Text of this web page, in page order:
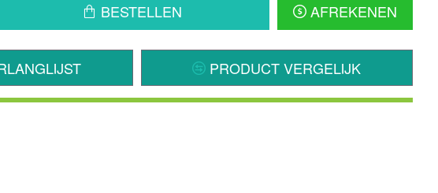
BESTELLEN AFREKENEN
PRODUCT VERGELIJK